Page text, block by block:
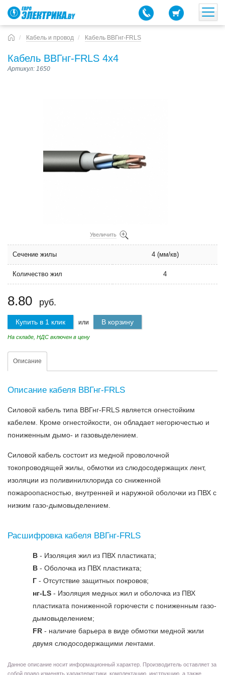
Кабель и провод Кабель ВВГнг-FRLS
Кабель ВВГнг-FRLS 4х4
Артикул: 1650
Увеличить
Сечение жилы 4 (мм/кв)
Количество жил 4
8.80 руб.
Купить в 1 клик или В корзину
На складе, НДС включен в цену
Описание
Описание кабеля ВВГнг-FRLS
Силовой кабель типа ВВГнг-FRLS является огнестойким
кабелем. Кроме огнестойкости, он обладает негорючестью и
пониженным дымо- и газовыделением.
Силовой кабель состоит из медной проволочной
токопроводящей жилы, обмотки из слюдосодержащих лент,
изоляции из поливинилхлорида со сниженной
пожароопасностью, внутренней и наружной оболочки из ПВХ с
низким газо-дымовыделением.
Расшифровка кабеля ВВГнг-FRLS
В - Изоляция жил из ПВХ пластиката;
В - Оболочка из ПВХ пластиката;
Г - Отсутствие защитных покровов;
нг-LS - Изоляция медных жил и оболочка из ПВХ
пластиката пониженной горючести с пониженным газо-
дымовыделением;
FR - наличие барьера в виде обмотки медной жили
двумя слюдосодержащими лентами.
Данное описание носит информационный характер. Производитель оставляет за
собой право изменять характеристики, комплектацию, инструкцию, а также